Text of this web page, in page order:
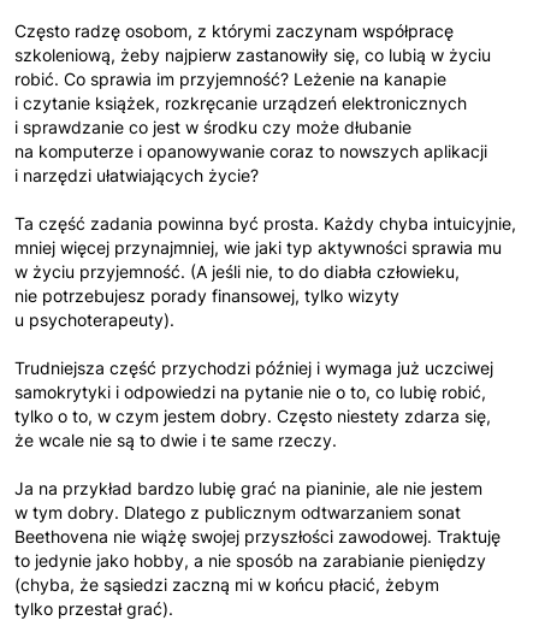
Często radzę osobom, z którymi zaczynam współpracę
szkoleniową, żeby najpierw zastanowiły się, co lubią w życiu
robić. Co sprawia im przyjemność? Leżenie na kanapie
i czytanie książek, rozkręcanie urządzeń elektronicznych
i sprawdzanie co jest w środku czy może dłubanie
na komputerze i opanowywanie coraz to nowszych aplikacji
i narzędzi ułatwiających życie?
Ta część zadania powinna być prosta. Każdy chyba intuicyjnie,
mniej więcej przynajmniej, wie jaki typ aktywności sprawia mu
w życiu przyjemność. (A jeśli nie, to do diabła człowieku,
nie potrzebujesz porady finansowej, tylko wizyty
u psychoterapeuty).
Trudniejsza część przychodzi później i wymaga już uczciwej
samokrytyki i odpowiedzi na pytanie nie o to, co lubię robić,
tylko o to, w czym jestem dobry. Często niestety zdarza się,
że wcale nie są to dwie i te same rzeczy.
Ja na przykład bardzo lubię grać na pianinie, ale nie jestem
w tym dobry. Dlatego z publicznym odtwarzaniem sonat
Beethovena nie wiążę swojej przyszłości zawodowej. Traktuję
to jedynie jako hobby, a nie sposób na zarabianie pieniędzy
(chyba, że sąsiedzi zaczną mi w końcu płacić, żebym
tylko przestał grać).